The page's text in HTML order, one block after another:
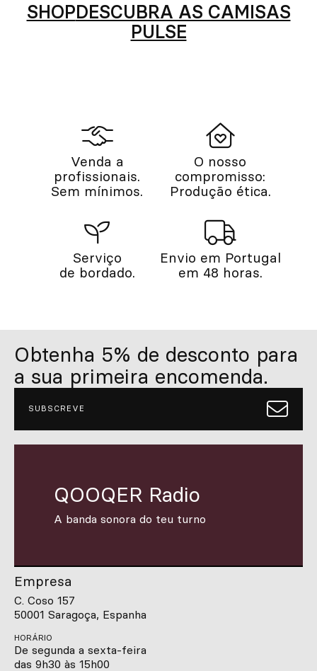
SHOPDESCUBRA AS CAMISAS
PULSE
Venda a
profissionais.
Sem mínimos.
O nosso
compromisso:
Produção ética.
Serviço
de bordado.
Envio em Portugal
em 48 horas.
Obtenha 5% de desconto para
a sua primeira encomenda.
SUBSCREVE
QOOQER Radio
A banda sonora do teu turno
Empresa
C. Coso 157
50001 Saragoça, Espanha
HORÁRIO
De segunda a sexta-feira
das 9h30 às 15h00